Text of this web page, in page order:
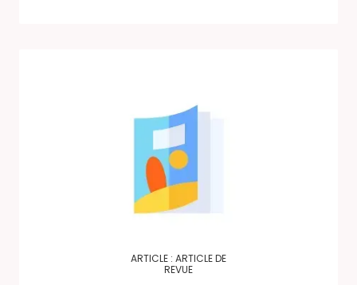
ARTICLE : ARTICLE DE
REVUE